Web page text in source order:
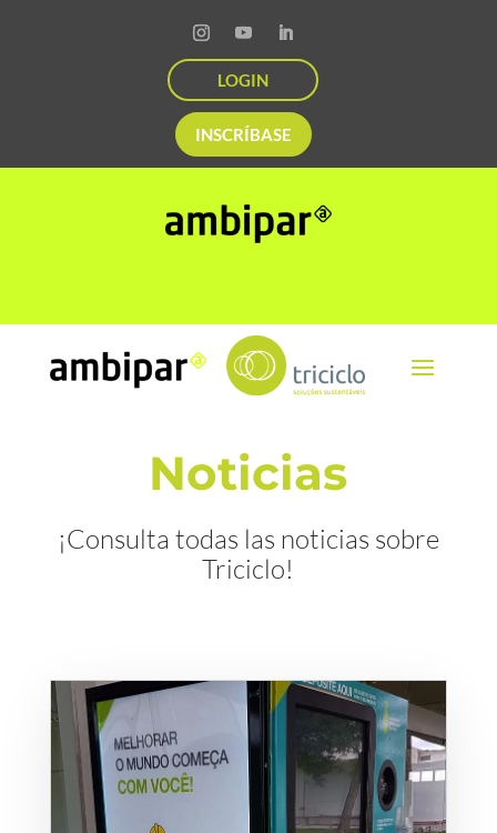
LOGIN
INSCRÍBASE
Noticias
¡Consulta todas las noticias sobre
Triciclo!